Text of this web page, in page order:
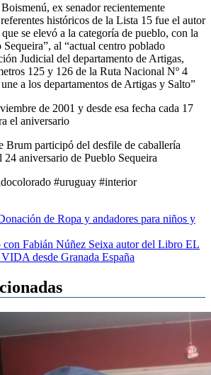
ex senador recientemente
históricos de la Lista 15 fue el autor
se elevó a la categoría de pueblo, con la
al “actual centro poblado
Judicial del departamento de Artigas,
125 y 126 de la Ruta Nacional Nº 4
a los departamentos de Artigas y Salto”
de 2001 y desde esa fecha cada 17
el aniversario
Brum participó del desfile de caballería
24 aniversario de Pueblo Sequeira
#uruguay #interior
de Ropa y andadores para niños y
Fabián Núñez Seixa autor del Libro EL
desde Granada España